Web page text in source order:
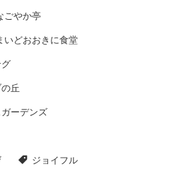
ごやか亭
いどおおきに食堂
丘
ーデンズ
ジョイフル